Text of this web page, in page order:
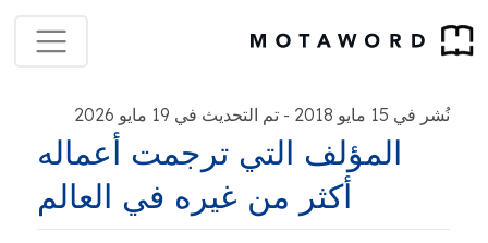
نُشر في 15 مايو 2018 - تم التحديث في 19 مايو 2026
المؤلف التي ترجمت أعماله
أكثر من غيره في العالم